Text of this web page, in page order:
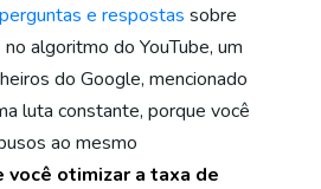
perguntas e respostas sobre
algoritmo do YouTube, um
do Google, mencionado
luta constante, porque você
ao mesmo
você otimizar a taxa de